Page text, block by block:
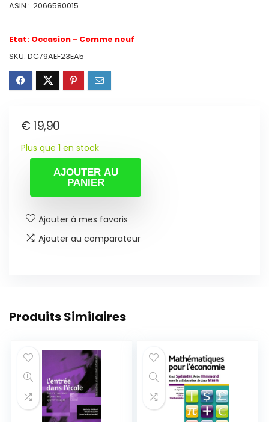
ASIN : 2066580015
Etat: Occasion - Comme neuf
SKU: DC79AEF23EA5
€ 19,90
Plus que 1 en stock
AJOUTER AU
PANIER
Ajouter à mes favoris
Ajouter au comparateur
Produits Similaires